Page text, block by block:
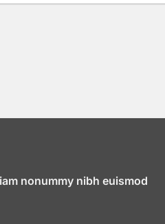
nonummy nibh euismod